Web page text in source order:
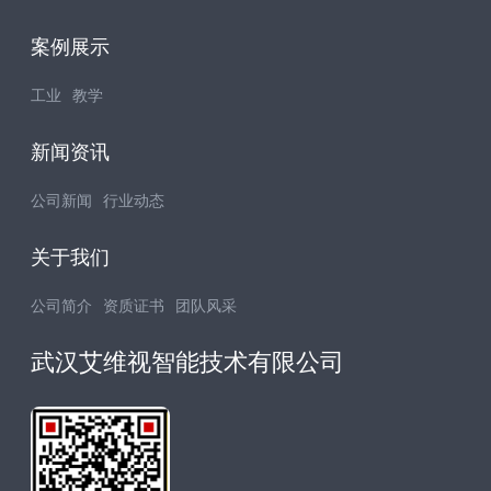
案例展示
工业 教学
新闻资讯
公司新闻 行业动态
关于我们
公司简介 资质证书 团队风采
武汉艾维视智能技术有限公司